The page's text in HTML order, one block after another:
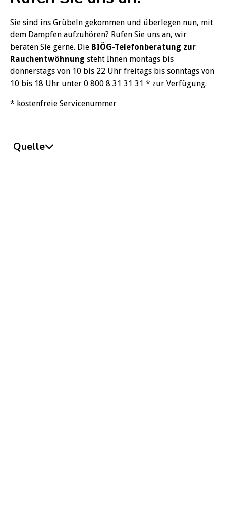
Sie sind ins Grübeln gekommen und überlegen nun, mit
dem Dampfen aufzuhören? Rufen Sie uns an, wir
beraten Sie gerne. Die BIÖG-Telefonberatung zur
Rauchentwöhnung steht Ihnen montags bis
donnerstags von 10 bis 22 Uhr freitags bis sonntags von
10 bis 18 Uhr unter 0 800 8 31 31 31 * zur Verfügung.
* kostenfreie Servicenummer
Quelle